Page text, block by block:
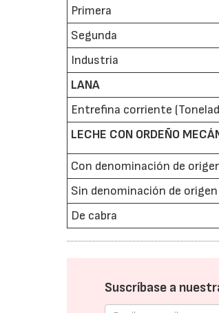
Primera
Segunda
Industria
LANA
Entrefina corriente
LECHE CON ORDEÑO
Con denominación de
Sin denominación de origen
De cabra
Suscríbase a